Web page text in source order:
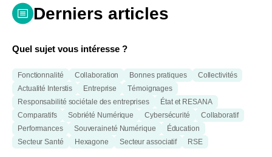
Derniers articles
Quel sujet vous intéresse ?
Fonctionnalité Collaboration Bonnes pratiques
Collectivités
Actualité Interstis
Entreprise
Témoignages
Responsabilité sociétale des entreprises
État et RESANA
Comparatifs
Sobriété Numérique Cybersécurité
Collaboratif
Performances
Souveraineté Numérique
Éducation
Secteur Santé
Hexagone Secteur associatif RSE